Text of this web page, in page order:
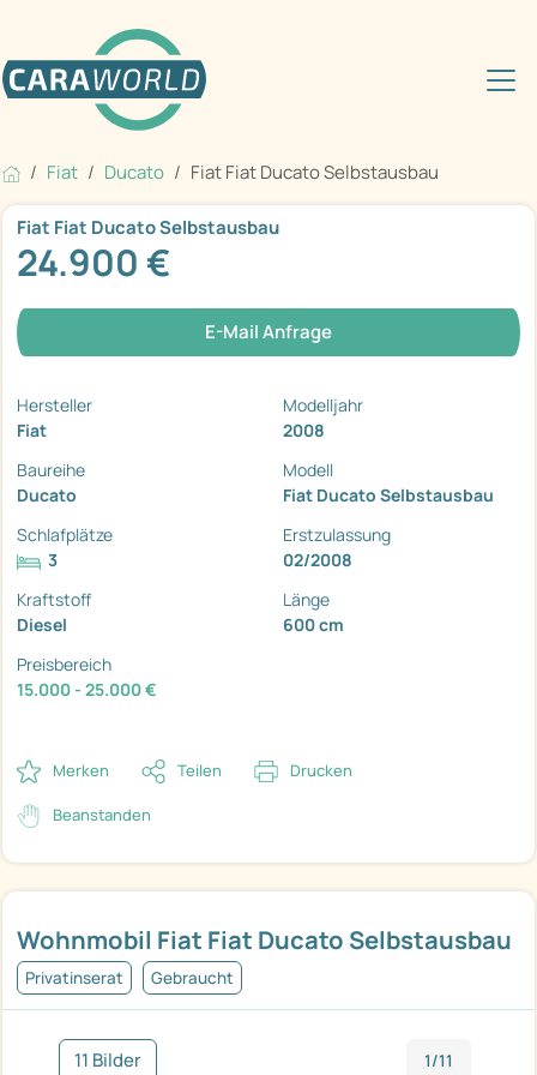
Fiat Ducato Fiat Fiat Ducato Selbstausbau
Wohnmobil Fiat Fiat Ducato Selbstausbau
Privatinserat Gebraucht
11 Bilder 1/11
Fiat Fiat Ducato Selbstausbau
24.900 €
E-Mail Anfrage
Hersteller
Fiat
Modelljahr
2008
Baureihe
Ducato
Modell
Fiat Ducato Selbstausbau
Schlafplätze
3
Erstzulassung
02/2008
Kraftstoff
Diesel
Länge
600 cm
Preisbereich
15.000 - 25.000 €
Merken Teilen Drucken
Beanstanden